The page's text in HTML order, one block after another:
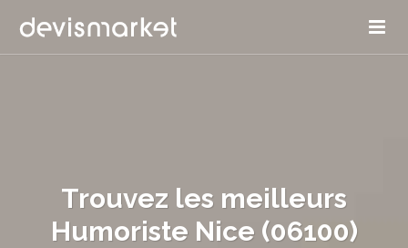
Trouvez les meilleurs
Humoriste Nice (06100)